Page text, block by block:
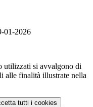
01-2026
utilizzati si avvalgono di
alle finalità illustrate nella
tutti i cookies